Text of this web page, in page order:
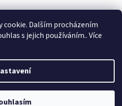
cookie. Dalším procházením
s jejich používáním.. Více
HLEDAT
Shoptet
. Všechna práva vyhrazena.